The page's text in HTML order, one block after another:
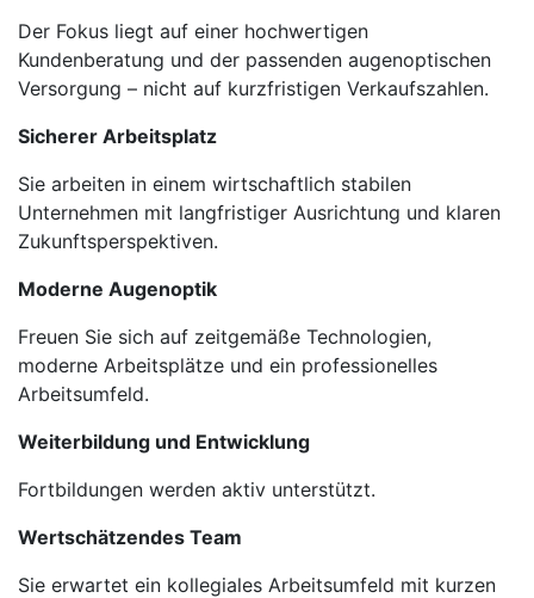
Der Fokus liegt auf einer hochwertigen
Kundenberatung und der passenden augenoptischen
Versorgung – nicht auf kurzfristigen Verkaufszahlen.
Sicherer Arbeitsplatz
Sie arbeiten in einem wirtschaftlich stabilen
Unternehmen mit langfristiger Ausrichtung und klaren
Zukunftsperspektiven.
Moderne Augenoptik
Freuen Sie sich auf zeitgemäße Technologien,
moderne Arbeitsplätze und ein professionelles
Arbeitsumfeld.
Weiterbildung und Entwicklung
Fortbildungen werden aktiv unterstützt.
Wertschätzendes Team
Sie erwartet ein kollegiales Arbeitsumfeld mit kurzen